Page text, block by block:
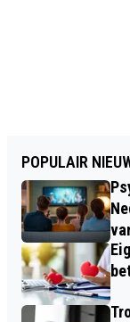
POPULAIR